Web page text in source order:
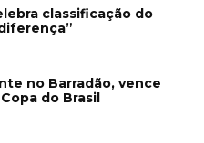
classificação do
no Barradão, vence
do Brasil